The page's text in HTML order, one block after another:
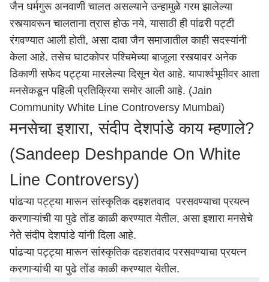
जैन धर्मगुरू अनवाणी चालत असल्याने उन्हामुळे गरम झालेल्या
रस्त्यावरून चालताना त्रास होऊ नये, यासाठी ही पांढरी पट्टी
रंगवण्यात आली होती, असा दावा जैन समाजातील काही सदस्यांनी
केला आहे. तसेच घाटकोपर पश्चिमेच्या बाजूला रस्त्यावर अनेक
ठिकाणी सफेद पट्ट्या मारलेल्या दिसून येत आहे. यापार्श्वभूमीवर आता
मनसेकडून पहिली प्रतिक्रिया समोर आली आहे. (Jain
Community White Line Controversy Mumbai)
मनसेचा इशारा, संदीप देशपांडे काय म्हणाले?
(Sandeep Deshpande On White
Line Controversy)
पांढऱ्या पट्ट्या मारून सांस्कृतिक दहशतवाद परसवण्याचा प्रयत्न
करणाऱ्यांची या पुढे तोंड काळी करण्यात येतील, असा इशारा मनसेचे
नेते संदीप देशपांडे यांनी दिला आहे.
पांढऱ्या पट्ट्या मारून सांस्कृतिक दहशतवाद परसवण्याचा प्रयत्न
करणाऱ्यांची या पुढे तोंड काळी करण्यात येतील.